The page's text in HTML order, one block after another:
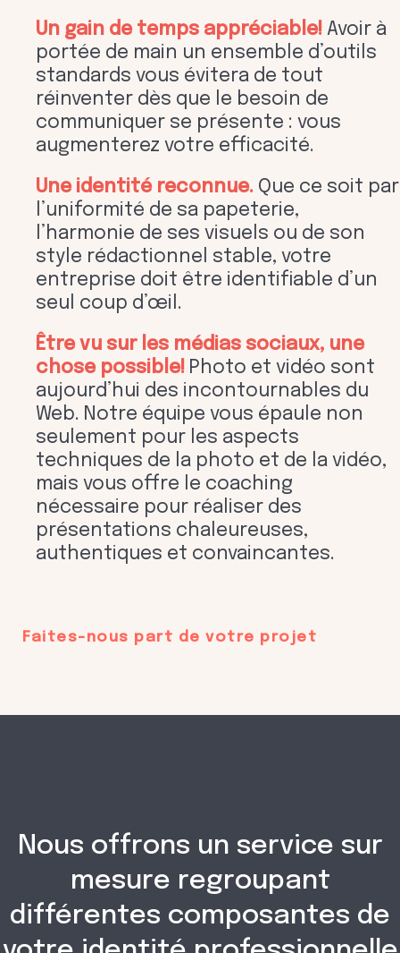
Un gain de temps appréciable! Avoir à
portée de main un ensemble d’outils
standards vous évitera de tout
réinventer dès que le besoin de
communiquer se présente : vous
augmenterez votre efficacité.
Une identité reconnue. Que ce soit par
l’uniformité de sa papeterie,
l’harmonie de ses visuels ou de son
style rédactionnel stable, votre
entreprise doit être identifiable d’un
seul coup d’œil.
Être vu sur les médias sociaux, une
chose possible! Photo et vidéo sont
aujourd’hui des incontournables du
Web. Notre équipe vous épaule non
seulement pour les aspects
techniques de la photo et de la vidéo,
mais vous offre le coaching
nécessaire pour réaliser des
présentations chaleureuses,
authentiques et convaincantes.
Faites-nous part de votre projet
Nous offrons un service sur
mesure regroupant
différentes composantes de